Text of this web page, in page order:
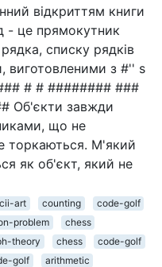
відкриттям книги
- це прямокутник
рядка, списку рядків
виготовленими з #'' s
# # ######## ###
Об'єкти завжди
що не
торкаються. М'який
як об'єкт, який не
art counting
code-golf
problem
chess
theory chess
code-golf
golf
arithmetic